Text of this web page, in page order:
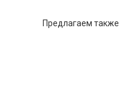
Предлагаем также